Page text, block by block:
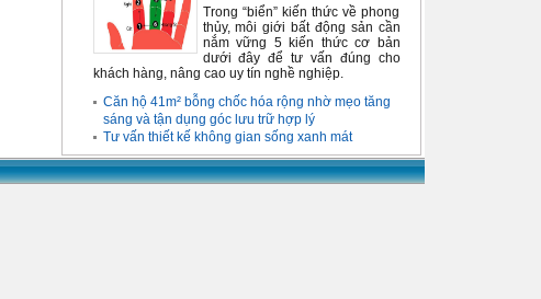
Trong “biển” kiến thức về phong
thủy, môi giới bất động sản cần
nắm vững 5 kiến thức cơ bản
dưới đây để tư vấn đúng cho
khách hàng, nâng cao uy tín nghề nghiệp.
Căn hộ 41m² bỗng chốc hóa rộng nhờ mẹo tăng
sáng và tận dụng góc lưu trữ hợp lý
Tư vấn thiết kế không gian sống xanh mát